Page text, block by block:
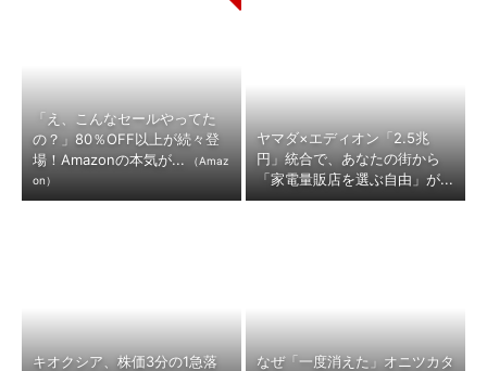
「え、こんなセールやってた
の？」80％OFF以上が続々登
場！Amazonの本気が...
（Amaz
on）
ヤマダ×エディオン「2.5兆
円」統合で、あなたの街から
「家電量販店を選ぶ自由」が...
キオクシア、株価3分の1急落 なぜ「一度消えた」オニツカタ